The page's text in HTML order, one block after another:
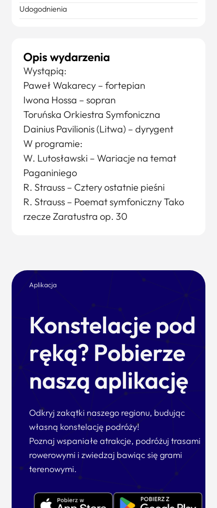
Opis wydarzenia
Wystąpią:
Paweł Wakarecy – fortepian
Iwona Hossa – sopran
Toruńska Orkiestra Symfoniczna
Dainius Pavilionis (Litwa) – dyrygent
W programie:
W. Lutosławski – Wariacje na temat
Paganiniego
R. Strauss – Cztery ostatnie pieśni
R. Strauss – Poemat symfoniczny Tako
rzecze Zaratustra op. 30
Udogodnienia
Aplikacja
Konstelacje pod
ręką? Pobierze
naszą aplikację
Odkryj zakątki naszego regionu, budując
własną konstelację podróży!
Poznaj wspaniałe atrakcje, podróżuj trasami
rowerowymi i zwiedzaj bawiąc się grami
terenowymi.